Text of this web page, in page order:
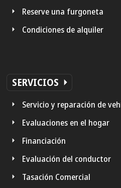
Reserve una furgoneta
Condiciones de alquiler
SERVICIOS
Servicio y reparación de
Evaluaciones en el hogar
Financiación
Evaluación del conductor
Tasación Comercial